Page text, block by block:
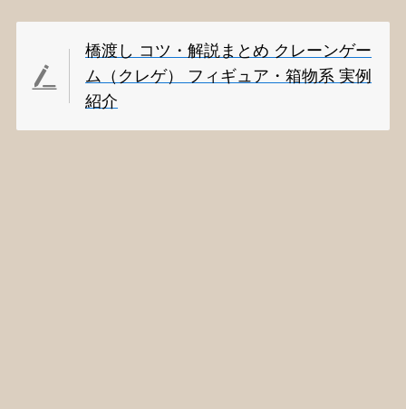
橋渡し コツ・解説まとめ クレーンゲー
ム（クレゲ） フィギュア・箱物系 実例
紹介